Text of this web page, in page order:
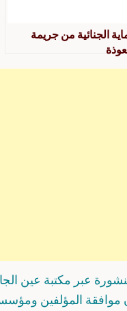
الجنائية من جريمة
عبر مكتبة عين
موافقة المؤلفين